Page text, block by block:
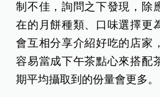
制不佳，詢問之下發現，除
在的月餅種類、口味選擇更
會互相分享介紹好吃的店家
容易當成下午茶點心來搭配
期平均攝取到的份量會更多。